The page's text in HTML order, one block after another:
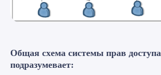
Общая схема системы прав доступа
подразумевает: